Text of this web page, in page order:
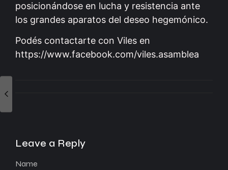
posicionándose en lucha y resistencia ante
los grandes aparatos del deseo hegemónico.
Podés contactarte con Viles en
https://www.facebook.com/viles.asamblea
Leave a Reply
Name